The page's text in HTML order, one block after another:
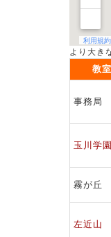
より大き
教
事務局
玉川学園
霧が丘
左近山